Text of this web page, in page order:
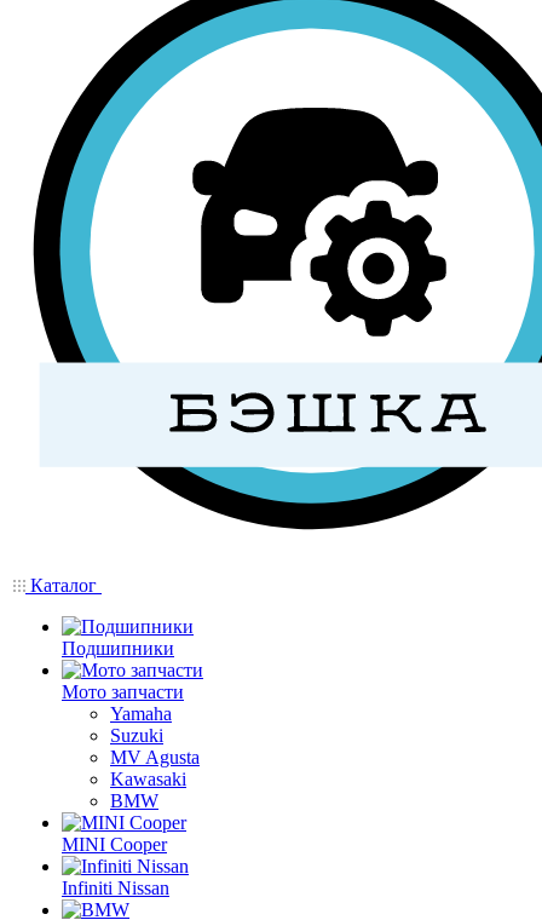
Каталог
Подшипники
Мото запчасти
Yamaha
Suzuki
MV Agusta
Kawasaki
BMW
MINI Cooper
Infiniti Nissan